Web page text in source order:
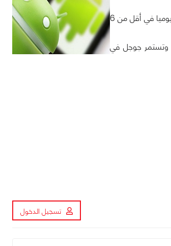
وقد حققت أجهزة الأندرويد في شهر يونيو حوالي 500,000 جهاز يوميا, اي أنه حقق زيادة 200,000 جهاز يوميا في أقل من 6
وتستمر جوجل في
تسجيل الدخول